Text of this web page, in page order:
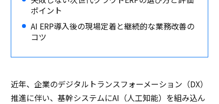
ポイント
AI ERP導入後の現場定着と継続的な業務改善の
コツ
近年、企業のデジタルトランスフォーメーション（DX）
推進に伴い、基幹システムにAI（人工知能）を組み込ん